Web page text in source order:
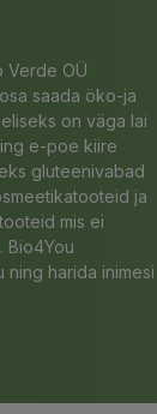
Verde OÜ
saada öko-ja
on väga lai
e-poe kiire
gluteenivabad
ja
mis ei
Bio4You
harida inimesi